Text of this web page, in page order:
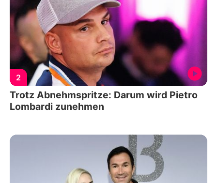
2
Trotz Abnehmspritze: Darum wird Pietro
Lombardi zunehmen